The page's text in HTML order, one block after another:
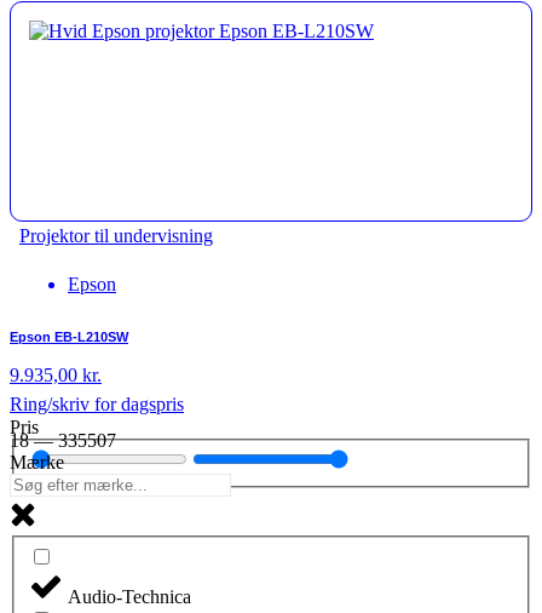
Projektor til undervisning
Epson
Epson EB-L210SW
9.935,00 kr.
Ring/skriv for dagspris
Pris
18—335507
Mærke
Audio-Technica